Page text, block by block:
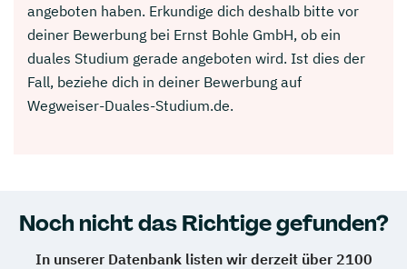
angeboten haben. Erkundige dich deshalb bitte vor
deiner Bewerbung bei Ernst Bohle GmbH, ob ein
duales Studium gerade angeboten wird. Ist dies der
Fall, beziehe dich in deiner Bewerbung auf
Wegweiser-Duales-Studium.de.
Noch nicht das Richtige gefunden?
In unserer Datenbank listen wir derzeit über 2100